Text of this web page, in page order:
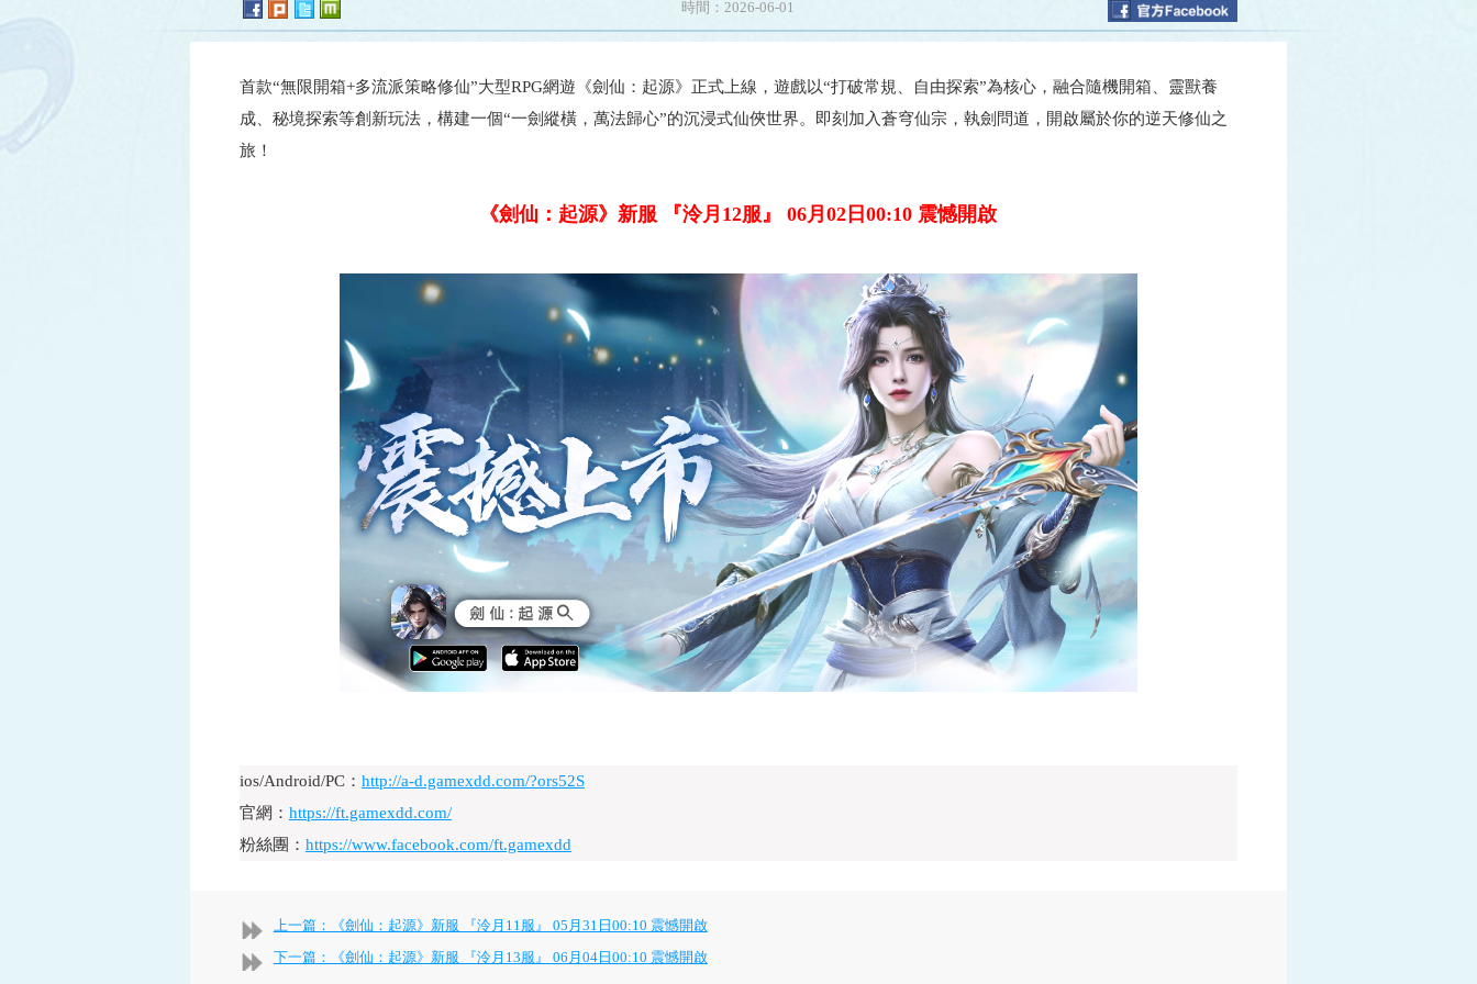
時間：2026-06-01
首款“無限開箱+多流派策略修仙”大型RPG網遊《劍仙：起源》正式上線，遊戲以“打破常規、自由探索”為核心，融合隨機開箱、靈獸養
成、秘境探索等創新玩法，構建一個“一劍縱橫，萬法歸心”的沉浸式仙俠世界。即刻加入蒼穹仙宗，執劍問道，開啟屬於你的逆天修仙之
旅！
《劍仙：起源》新服 『泠月12服』 06月02日00:10 震憾開啟
ios/Android/PC： http://a-d.gamexdd.com/?ors52S
官網： https://ft.gamexdd.com/
粉絲團： https://www.facebook.com/ft.gamexdd
上一篇：《劍仙：起源》新服 『泠月11服』 05月31日00:10 震憾開啟
下一篇：《劍仙：起源》新服 『泠月13服』 06月04日00:10 震憾開啟